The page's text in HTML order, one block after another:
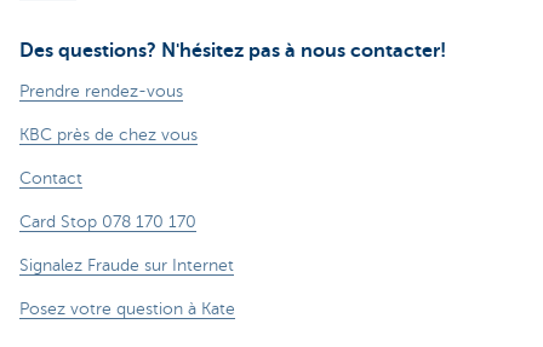
Des questions? N'hésitez pas à nous contacter!
Prendre rendez-vous
KBC près de chez vous
Contact
Card Stop 078 170 170
Signalez Fraude sur Internet
Posez votre question à Kate